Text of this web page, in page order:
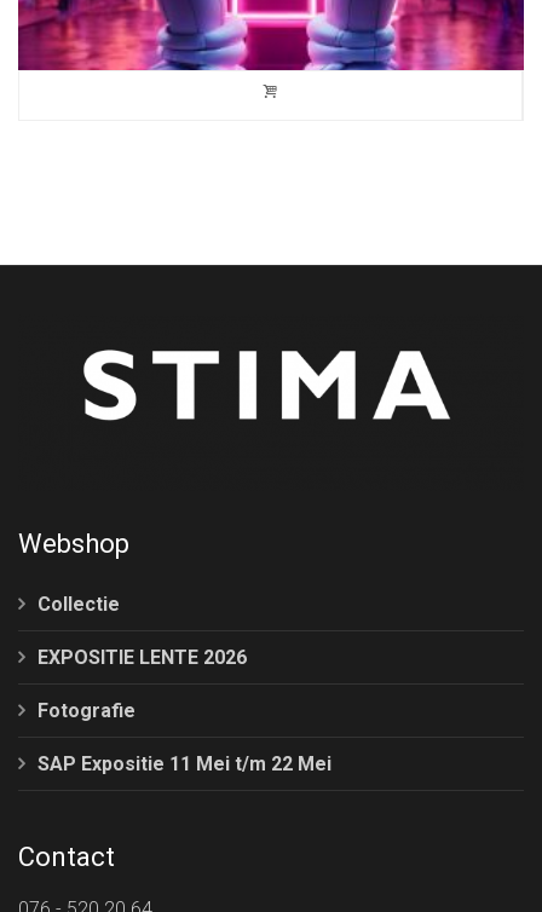
Webshop
Collectie
EXPOSITIE LENTE 2026
Fotografie
SAP Expositie 11 Mei t/m 22 Mei
Contact